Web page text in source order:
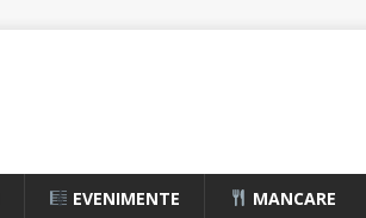
EVENIMENTE MANCARE